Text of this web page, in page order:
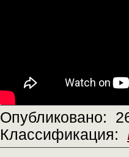
Опубликовано:
Классификация: